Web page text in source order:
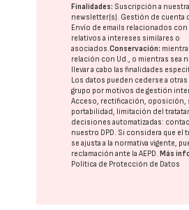
Finalidades: Suscripción a
newsletter(s). Gestión de cuenta
Envío de emails relacionados con
relativos a intereses similares o
asociados.Conservación:
relación con Ud., o mientras sea
llevar a cabo las finalidades
Los datos pueden cederse a otras
grupo por motivos de gestión
Acceso, rectificación, oposición,
portabilidad, limitación del
decisiones automatizadas:
nuestro DPD . Si considera que el
se ajusta a la normativa vigente,
reclamación ante laAEPD .Más
Política de Protección de Datos